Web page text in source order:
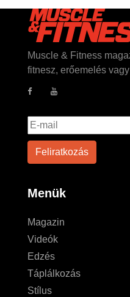
Muscle & Fitness
fitnesz, erőemelés
Menük
Magazin
Videók
Edzés
Táplálkozás
Stílus